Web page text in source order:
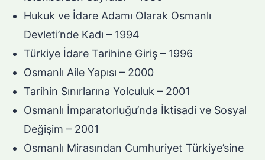
Hukuk ve İdare Adamı Olarak Osmanlı
Devleti’nde Kadı – 1994
Türkiye İdare Tarihine Giriş – 1996
Osmanlı Aile Yapısı – 2000
Tarihin Sınırlarına Yolculuk – 2001
Osmanlı İmparatorluğu’nda İktisadi ve Sosyal
Değişim – 2001
Osmanlı Mirasından Cumhuriyet Türkiye’sine